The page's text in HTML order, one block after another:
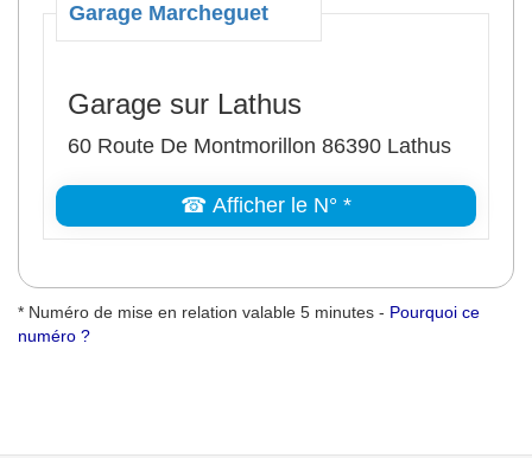
Garage Marcheguet
Garage sur Lathus
60 Route De Montmorillon 86390 Lathus
☎ Afficher le N° *
* Numéro de mise en relation valable 5 minutes - Pourquoi ce
numéro ?